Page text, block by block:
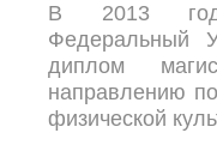
В 2013
Федеральный
диплом
направлению
физической